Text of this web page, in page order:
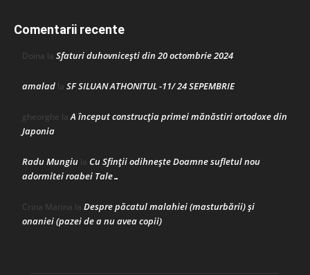
Comentarii recente
Doina la Sfaturi duhovnicești din 20 octombrie 2024
amalad la SF SILUAN ATHONITUL -11/ 24 SEPEMBRIE
gheorghe laA început construcţia primei mănăstiri ortodoxe din
Japonia
Radu Mungiu la Cu Sfinții odihnește Doamne sufletul nou
adormitei roabei Tale…
Crina Marina la Despre păcatul malahiei (masturbării) şi
onaniei (pazei de a nu avea copii)